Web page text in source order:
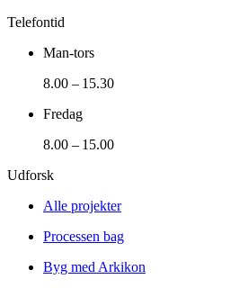
Telefontid
Man-tors
8.00 – 15.30
Fredag
8.00 – 15.00
Udforsk
Alle projekter
Processen bag
Byg med Arkikon